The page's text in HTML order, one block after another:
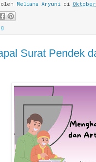
Meliana Aryuni di
Surat Pendek